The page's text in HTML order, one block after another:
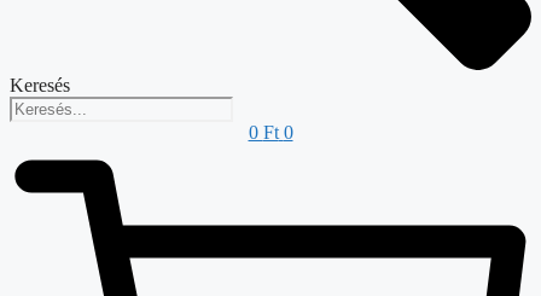
Keresés
0 Ft 0